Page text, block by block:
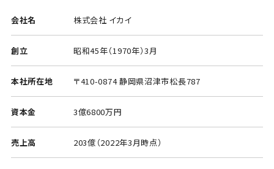
会社名 株式会社 イカイ
創立 昭和45年（1970年）3月
本社所在地 〒410-0874 静岡県沼津市松長787
資本金 3億6800万円
売上高 203億（2022年3月時点）